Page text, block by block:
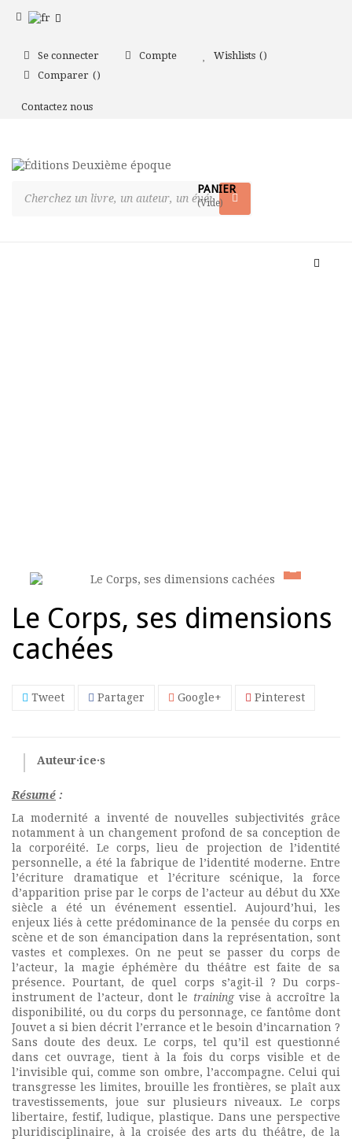
Se connecter Compte
Wishlists
Comparer
Contactez nous
PANIER
(Vide)
Le Corps, ses dimensions
cachées
Tweet Partager Google+ Pinterest
Auteur·ice·s
Résumé :
La modernité a inventé de nouvelles subjectivités grâce
notamment à un changement profond de sa conception de
la corporéité. Le corps, lieu de projection de l’identité
personnelle, a été la fabrique de l’identité moderne. Entre
l’écriture dramatique et l’écriture scénique, la force
d’apparition prise par le corps de l’acteur au début du XXe
siècle a été un événement essentiel. Aujourd’hui, les
enjeux liés à cette prédominance de la pensée du corps en
scène et de son émancipation dans la représentation, sont
vastes et complexes. On ne peut se passer du corps de
l’acteur, la magie éphémère du théâtre est faite de sa
présence. Pourtant, de quel corps s’agit-il ? Du corps-
instrument de l’acteur, dont le trainingvise à accroître la
disponibilité, ou du corps du personnage, ce fantôme dont
Jouvet a si bien décrit l’errance et le besoin d’incarnation ?
Sans doute des deux. Le corps, tel qu’il est questionné
dans cet ouvrage, tient à la fois du corps visible et de
l’invisible qui, comme son ombre, l’accompagne. Celui qui
transgresse les limites, brouille les frontières, se plaît aux
travestissements, joue sur plusieurs niveaux. Le corps
libertaire, festif, ludique, plastique. Dans une perspective
pluridisciplinaire, à la croisée des arts du théâtre, de la